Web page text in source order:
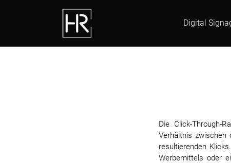
Digital
Die Click-Through-
Verhältnis zwischen
resultierenden
Werbemittels oder